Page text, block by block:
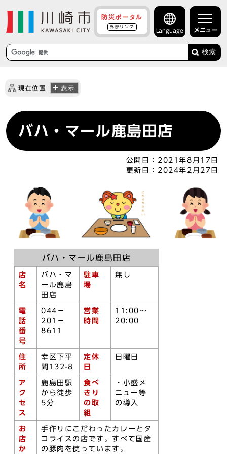
防災ポータル
外部リンク
Language メニュー
検索
現在位置 表示
バハ・マール鹿島田店
公開日： 2021年8月17日
更新日： 2024年2月27日
バハ・マール鹿島田店
店
名
バハ・マ
ール鹿島
田店
駐車
場
無し
電
話
番
号
044－
201－
8611
営業
時間
11:00～
20:00
住
所
幸区下平
間132-8
定休
日
日曜日
ア
ク
セ
ス
鹿島田駅
から徒歩
5分
食べ
きり
の取
組
・小盛メ
ニュー等
の導入
お
店
か
手作りにこだわったカレーとタ
コライスの店です。すべて国産
の豚肉を使っています。